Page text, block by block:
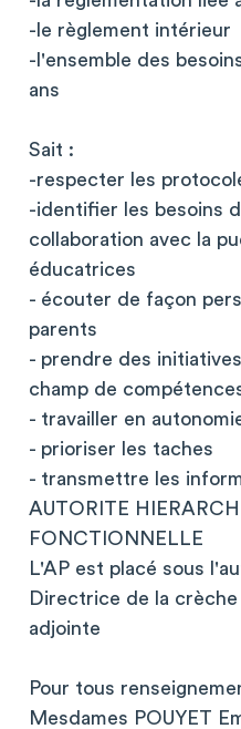
-le règlement intérieur
-l'ensemble des
ans
Sait :
-respecter les
-identifier les besoins
collaboration avec la
éducatrices
- écouter de façon
parents
- prendre des
champ de
- travailler en
- prioriser les taches
- transmettre les
AUTORITE
FONCTIONNELLE
L'AP est placé sous
Directrice de la
adjointe
Pour tous
Mesdames POUYET